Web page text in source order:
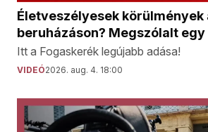
Életveszélyesek körülmények
beruházáson? Megszólalt
Itt a Fogaskerék legújabb adása!
VIDEÓ2026. aug. 4. 18:00